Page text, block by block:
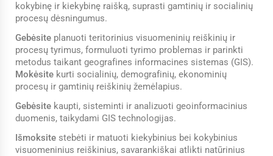
kokybinę ir kiekybinę raišką, suprasti gamtinių ir socialinių
procesų dėsningumus.
Gebėsite planuoti teritorinius visuomeninių reiškinių ir
procesų tyrimus, formuluoti tyrimo problemas ir parinkti
metodus taikant geografines informacines sistemas (GIS).
Mokėsite kurti socialinių, demografinių, ekonominių
procesų ir gamtinių reiškinių žemėlapius.
Gebėsite kaupti, sisteminti ir analizuoti geoinformacinius
duomenis, taikydami GIS technologijas.
Išmoksite stebėti ir matuoti kiekybinius bei kokybinius
visuomeninius reiškinius, savarankiškai atlikti natūrinius